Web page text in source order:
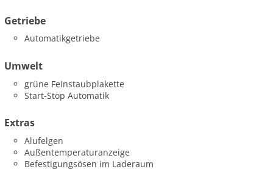
Getriebe
Automatikgetriebe
Umwelt
grüne Feinstaubplakette
Start-Stop Automatik
Extras
Alufelgen
Außentemperaturanzeige
Befestigungsösen im Laderaum